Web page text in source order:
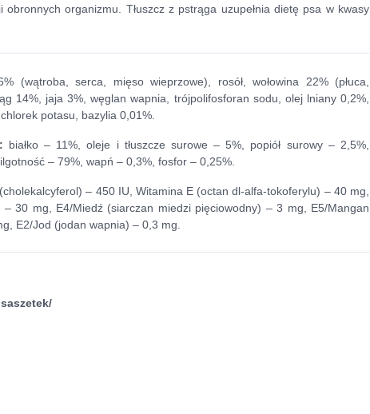
obronnych organizmu. Tłuszcz z pstrąga uzupełnia dietę psa w kwasy
(wątroba, serca, mięso wieprzowe), rosół, wołowina 22% (płuca,
14%, jaja 3%, węglan wapnia, trójpolifosforan sodu, olej lniany 0,2%,
potasu, bazylia 0,01%.
białko – 11%, oleje i tłuszcze surowe – 5%, popiół surowy – 2,5%,
– 79%, wapń – 0,3%, fosfor – 0,25%.
– 450 IU, Witamina E (octan dl-alfa-tokoferylu) – 40 mg,
– 30 mg, E4/Miedź (siarczan miedzi pięciowodny) – 3 mg, E5/Mangan
E2/Jod (jodan wapnia) – 0,3 mg.